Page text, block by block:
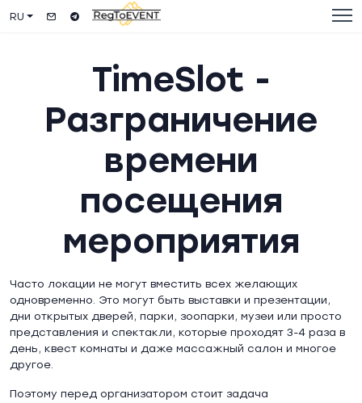
RU
TimeSlot -
Разграничение
времени
посещения
мероприятия
Часто локации не могут вместить всех желающих
одновременно. Это могут быть выставки и презентации,
дни открытых дверей, парки, зоопарки, музеи или просто
представления и спектакли, которые проходят 3-4 раза в
день, квест комнаты и даже массажный салон и многое
другое.
Поэтому перед организатором стоит задача